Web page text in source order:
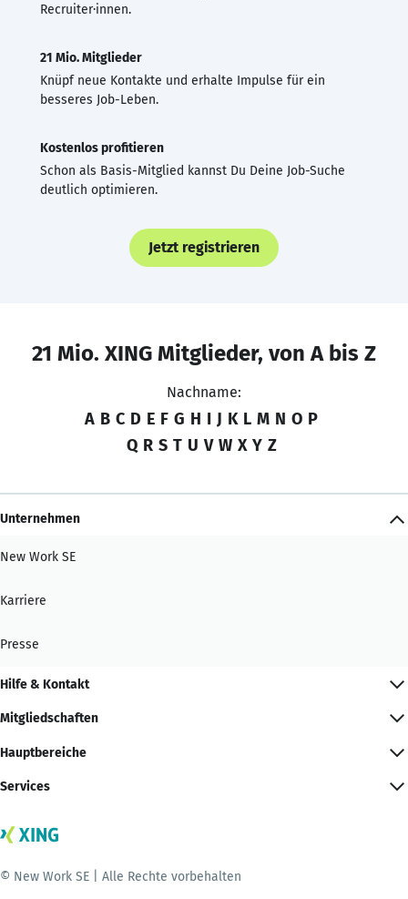
Recruiter·innen.
21 Mio. Mitglieder
Knüpf neue Kontakte und erhalte Impulse für ein
besseres Job-Leben.
Kostenlos profitieren
Schon als Basis-Mitglied kannst Du Deine Job-Suche
deutlich optimieren.
Jetzt registrieren
21 Mio. XING Mitglieder, von A bis Z
Nachname:
A B C D E F G H I J K L M N O P
Q R S T U V W X Y Z
Unternehmen
New Work SE
Karriere
Presse
Hilfe & Kontakt
Mitgliedschaften
Hauptbereiche
Services
© New Work SE | Alle Rechte vorbehalten